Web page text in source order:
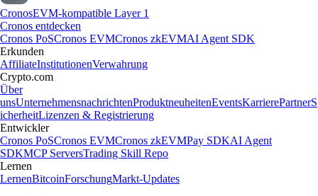
CronosEVM-kompatible Layer 1
Cronos entdecken
Cronos PoSCronos EVMCronos zkEVMAI Agent SDK
Erkunden
AffiliateInstitutionenVerwahrung
Crypto.com
Über
unsUnternehmensnachrichtenProduktneuheitenEventsKarrierePartnerS
icherheitLizenzen & Registrierung
Entwickler
Cronos PoSCronos EVMCronos zkEVMPay SDKAI Agent
SDKMCP ServersTrading Skill Repo
Lernen
LernenBitcoinForschungMarkt-Updates